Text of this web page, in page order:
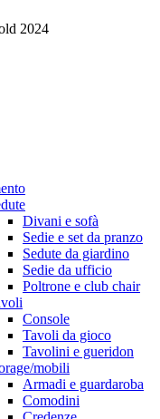
2024
Divani e sofà
Sedie e set da pranzo
Sedute da giardino
Sedie da ufficio
Poltrone e club chair
Console
Tavoli da gioco
Tavolini e gueridon
mobili
Armadi e guardaroba
Comodini